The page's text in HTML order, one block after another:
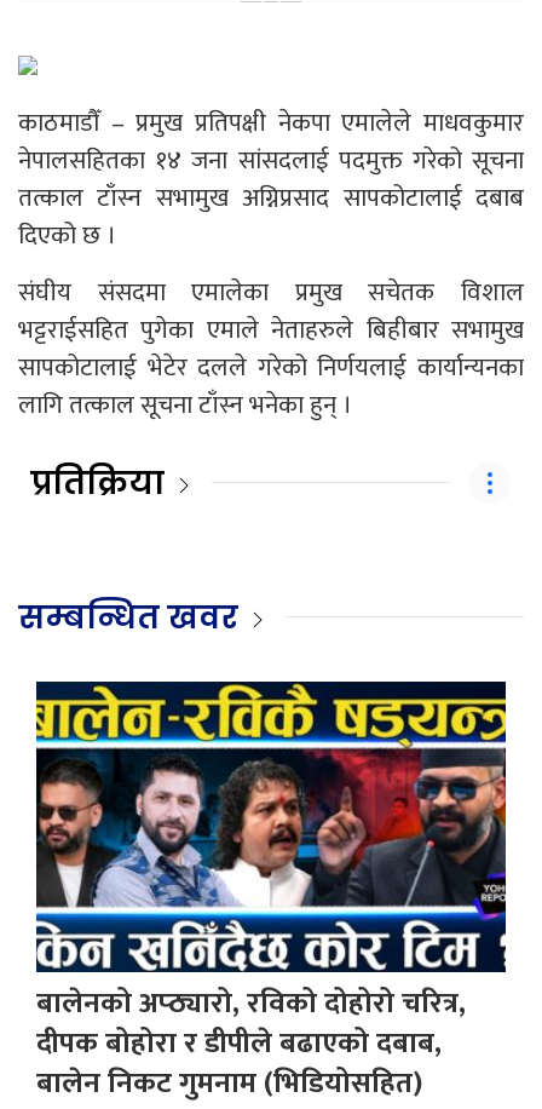
काठमाडौँ – प्रमुख प्रतिपक्षी नेकपा एमालेले माधवकुमार
नेपालसहितका १४ जना सांसदलाई पदमुक्त गरेको सूचना
तत्काल टाँस्न सभामुख अग्निप्रसाद सापकोटालाई दबाब
दिएको छ ।
संघीय संसदमा एमालेका प्रमुख सचेतक विशाल
भट्टराईसहित पुगेका एमाले नेताहरुले बिहीबार सभामुख
सापकोटालाई भेटेर दलले गरेको निर्णयलाई कार्यान्यनका
लागि तत्काल सूचना टाँस्न भनेका हुन् ।
प्रतिक्रिया
सम्बन्धित खवर
बालेनको अप्ठ्यारो, रविको दोहोरो चरित्र,
दीपक बोहोरा र डीपीले बढाएको दबाब,
बालेन निकट गुमनाम (भिडियोसहित)